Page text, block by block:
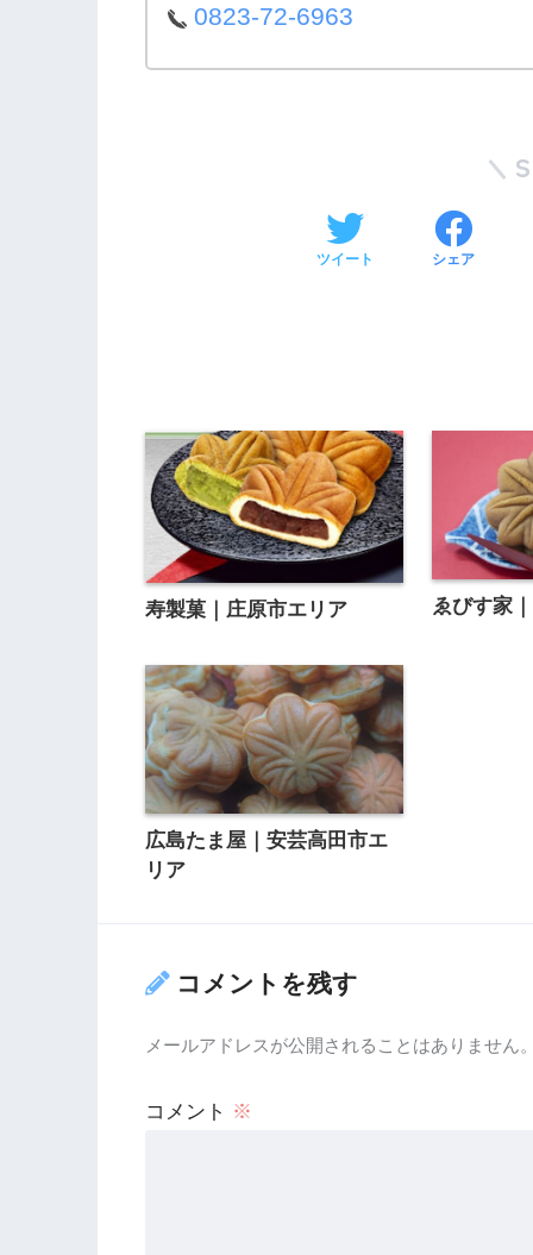
0823-72-6963
ツイート シェア
寿製菓｜庄原市エリア ゑびす家
広島たま屋｜安芸高田市エ
リア
コメントを残す
メールアドレスが公開されることはありません
コメント ※